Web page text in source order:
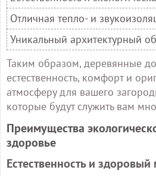
Отличная тепло- и
Уникальный архитектурный
Таким образом, деревянные
естественность, комфорт и
атмосферу для вашего
которые будут служить вам
Преимущества
здоровье
Естественность и